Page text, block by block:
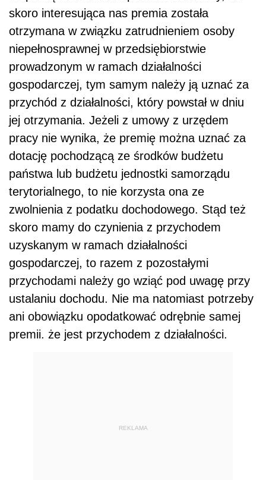
skoro interesująca nas premia została
otrzymana w związku zatrudnieniem osoby
niepełnosprawnej w przedsiębiorstwie
prowadzonym w ramach działalności
gospodarczej, tym samym należy ją uznać za
przychód z działalności, który powstał w dniu
jej otrzymania. Jeżeli z umowy z urzędem
pracy nie wynika, że premię można uznać za
dotację pochodzącą ze środków budżetu
państwa lub budżetu jednostki samorządu
terytorialnego, to nie korzysta ona ze
zwolnienia z podatku dochodowego. Stąd też
skoro mamy do czynienia z przychodem
uzyskanym w ramach działalności
gospodarczej, to razem z pozostałymi
przychodami należy go wziąć pod uwagę przy
ustalaniu dochodu. Nie ma natomiast potrzeby
ani obowiązku opodatkować odrębnie samej
premii. że jest przychodem z działalności.
REKLAMA